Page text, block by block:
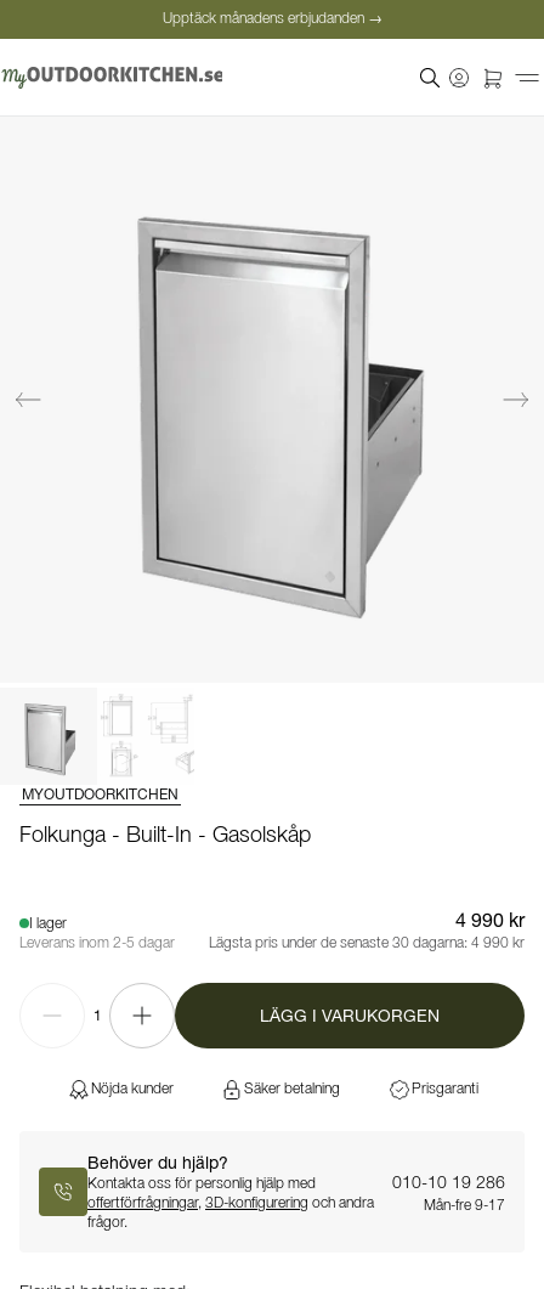
Upptäck månadens erbjudanden →
MYOUTDOORKITCHEN
Folkunga - Built-In - Gasolskåp
I lager
Leverans inom 2-5 dagar
4 990 kr
Lägsta pris under de senaste 30 dagarna: 4 990 kr
1 LÄGG I VARUKORGEN
Nöjda kunder Säker betalning Prisgaranti
Behöver du hjälp?
Kontakta oss för personlig hjälp med
offertförfrågningar, 3D-konfigurering och andra
frågor.
010-10 19 286
Mån-fre 9-17